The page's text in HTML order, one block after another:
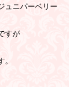
ュニパーベリー
すが
。